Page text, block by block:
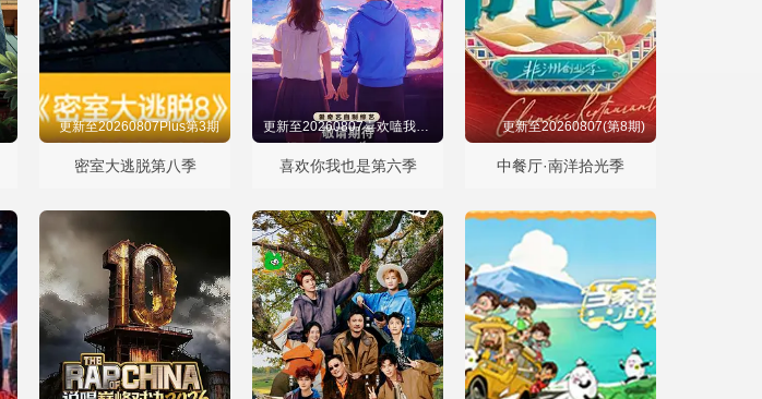
更新至20260807Plus第3期
密室大逃脱第八季 喜欢你我也是第六季
更新至20260807(第8期)
中餐厅·南洋拾光季